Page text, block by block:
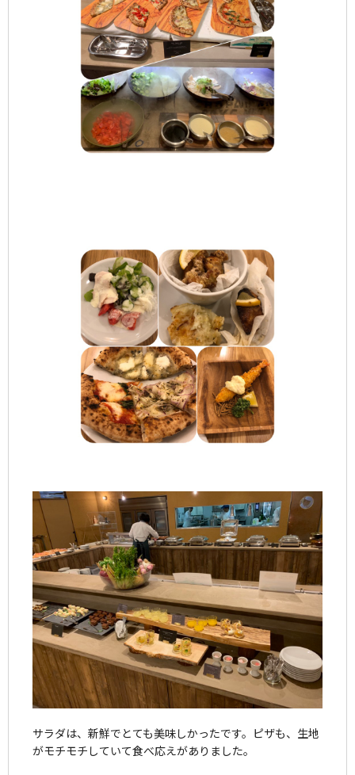
サラダは、新鮮でとても美味しかったです。ピザも、生地
がモチモチしていて食べ応えがありました。